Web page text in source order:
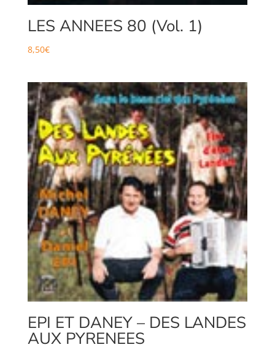
LES ANNEES 80 (Vol. 1)
8,50€
EPI ET DANEY – DES LANDES
AUX PYRENEES